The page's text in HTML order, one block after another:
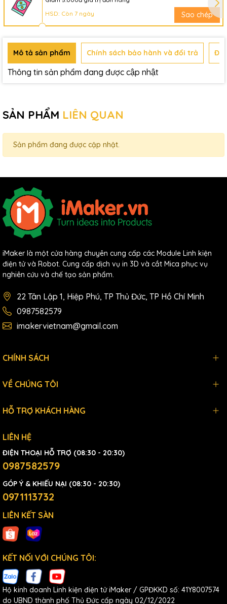
HSD: Còn 7 ngày
Sao chép
Mô tả sản phẩm Chính sách bảo hành và đổi trả
Thông tin sản phẩm đang được cập nhật
SẢN PHẨM LIÊN QUAN
Sản phẩm đang được cập nhật.
iMaker là một cửa hàng chuyên cung cấp các Module Linh kiện
điện tử và Robot. Cung cấp dịch vụ in 3D và cắt Mica phục vụ
nghiên cứu và chế tạo sản phẩm.
22 Tân Lập 1, Hiệp Phú, TP Thủ Đức, TP Hồ Chí Minh
0987582579
imakervietnam@gmail.com
CHÍNH SÁCH
VỀ CHÚNG TÔI
HỖ TRỢ KHÁCH HÀNG
LIÊN HỆ
ĐIỆN THOẠI HỖ TRỢ (08:30 - 20:30)
0987582579
GÓP Ý & KHIẾU NẠI (08:30 - 20:30)
0971113732
LIÊN KẾT SÀN
KẾT NỐI VỚI CHÚNG TÔI:
Hộ kinh doanh Linh kiện điện tử iMaker / GPĐKKD số: 41Y8007574
do UBND thành phố Thủ Đức cấp ngày 02/12/2022